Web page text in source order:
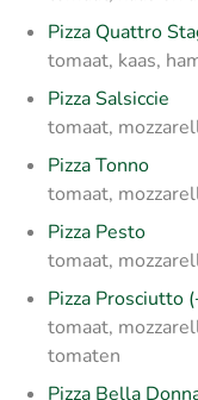
Pizza Quattro
tomaat, kaas,
Pizza Salsiccie
tomaat,
Pizza Tonno
tomaat,
Pizza Pesto
tomaat,
Pizza Prosciutto
tomaat,
tomaten
Pizza Bella